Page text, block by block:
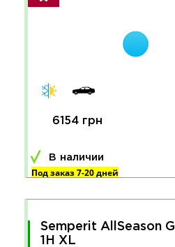
6154 грн
В наличии
Под заказ 7-20 дней
Semperit AllSeason
1H XL